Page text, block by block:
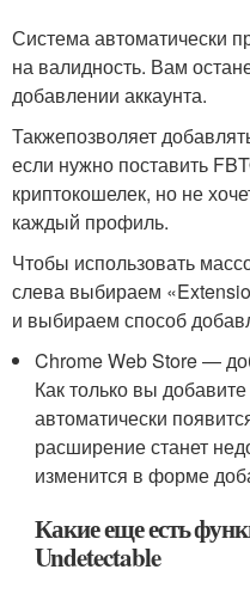
Система автоматически
на валидность. Вам
добавлении аккаунта.
Такжепозволяет
если нужно поставить
криптокошелек, но не
каждый профиль.
Чтобы использовать
слева выбираем
и выбираем способ
Chrome Web Store —
Как только вы
автоматически
расширение станет
изменится в форме
Какие еще есть
Undetectable